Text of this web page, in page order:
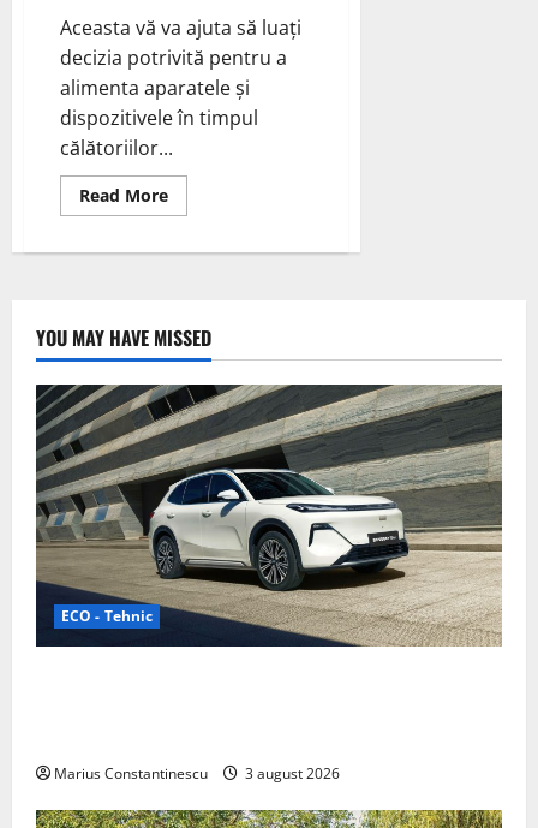
Aceasta vă va ajuta să luați
decizia potrivită pentru a
alimenta aparatele și
dispozitivele în timpul
călătoriilor...
Read MoreRead
more
Invertor
pentru
O
Experiență
Perfectă
în
Natură”
YOU MAY HAVE MISSED
ECO - Tehnic
Marius Constantinescu 3 august 2026